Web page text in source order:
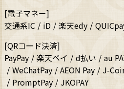
[電子マネー]
交通系IC
iD 楽天edy
[QRコード決済]
PayPay
楽天ペイ d払い au
WeChatPay
AEON Pay J-
PromptPay
JKOPAY